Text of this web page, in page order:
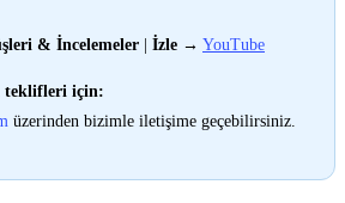
& İncelemeler İzle → YouTube
teklifleri için:
üzerinden bizimle iletişime geçebilirsiniz.